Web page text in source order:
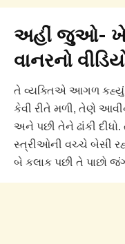
અહીં જુઓ-
વાનરનો
તે વ્યક્તિએ આગળ કહ્યું,
કેવી રીતે મળી, તેણે
અને પછી તેને ઢાંકી
સ્ત્રીઓની વચ્ચે બેસી
બે કલાક પછી તે પાછો